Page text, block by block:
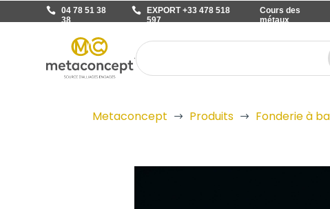
04 78 51 38
38
EXPORT +33 478 518
597
Cours des
métaux
Metaconcept $ Produits $ Fonderie à